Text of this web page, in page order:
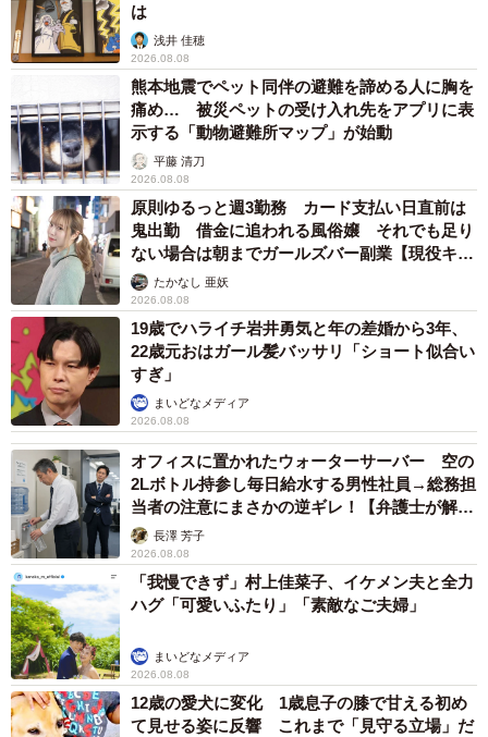
6/16
入院前の抱っこ
手術後、SHIROCUROさんは数カ月間、鼻腔のケアと共に
尿路口の洗浄も自宅で行い、患部を清潔に保つことを意
識。
ようやく症状が落ち着き、安堵したのも束の間。2020年10
月、左目の上が腫れ上がってしまい、切開手術をすること
に。
は
浅井 佳穂
2026.08.08
熊本地震でペット同伴の避難を諦める人に胸を
痛め… 被災ペットの受け入れ先をアプリに表
示する「動物避難所マップ」が始動
平藤 清刀
2026.08.08
原則ゆるっと週3勤務 カード支払い日直前は
鬼出勤 借金に追われる風俗嬢 それでも足り
ない場合は朝までガールズバー副業【現役キャ
ストに取材】
たかなし 亜妖
2026.08.08
19歳でハライチ岩井勇気と年の差婚から3年、
22歳元おはガール髪バッサリ「ショート似合い
すぎ」
まいどなメディア
2026.08.08
オフィスに置かれたウォーターサーバー 空の
2Lボトル持参し毎日給水する男性社員→総務担
当者の注意にまさかの逆ギレ！【弁護士が解
説】長澤 芳子
2026.08.08
「我慢できず」村上佳菜子、イケメン夫と全力
ハグ「可愛いふたり」「素敵なご夫婦」
まいどなメディア
2026.08.08
12歳の愛犬に変化 1歳息子の膝で甘える初め
て見せる姿に反響 これまで「見守る立場」だ